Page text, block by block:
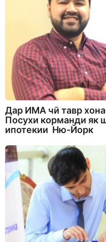
Дар ИМА чӣ тавр
Посухи корманди як
ипотекии Ню-Йорк